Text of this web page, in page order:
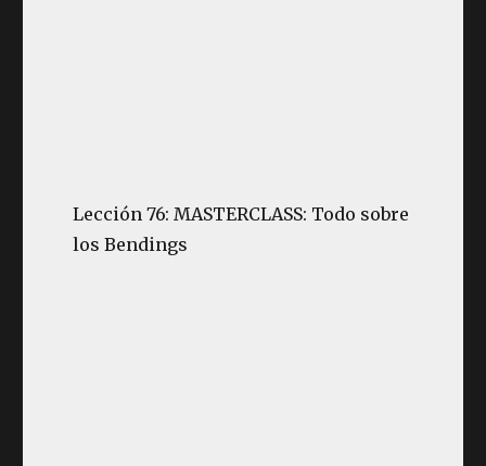
Lección 76: MASTERCLASS: Todo sobre
los Bendings